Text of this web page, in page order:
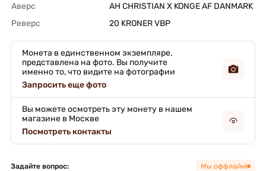
Аверс
AH CHRISTIAN X KONGE AF DANMARK
Реверс
20 KRONER VBP
Монета в единственном экземпляре,
представлена на фото. Вы получите
именно то, что видите на фотографии
Запросить еще фото
Вы можете осмотреть эту монету в нашем
магазине в Москве
Посмотреть контакты
Задайте вопрос: Мы оффлайн!